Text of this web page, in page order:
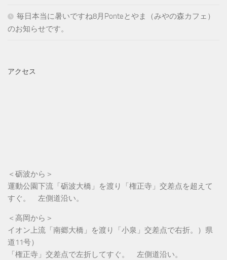
毎日本当に暑いですね8月Ponteとやま（みやの森カフェ）
のお知らせです。
アクセス
＜砺波から＞
運動公園下流「砺波大橋」を渡り「権正寺」交差点を超えて
すぐ。 左側道沿い。
＜高岡から＞
イオン上流「南郷大橋」を渡り「小泉」交差点で右折。）県
道11号）
「権正寺」交差点で左折してすぐ。 左側道沿い。